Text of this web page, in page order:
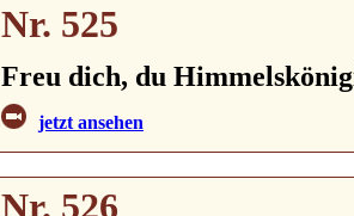
Nr. 525
Freu dich, du
jetzt ansehen
Nr. 526